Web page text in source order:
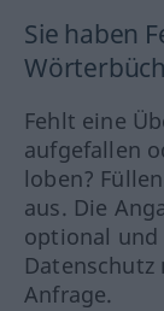
Sie haben
Fehlt eine
aufgefallen
loben?
aus. Die
optional und
Anfrage.